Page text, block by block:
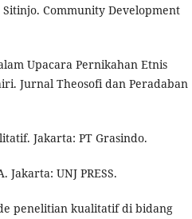
Community Development
Upacara Pernikahan Etnis
Jurnal Theosofi dan Peradaban
Jakarta: PT Grasindo.
Jakarta: UNJ PRESS.
penelitian kualitatif di bidang